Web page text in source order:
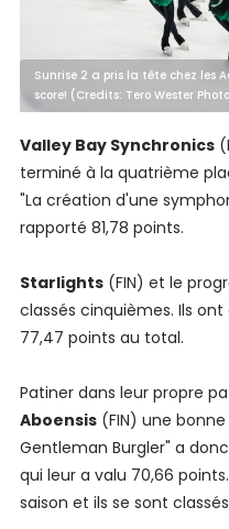
Sunrise 2 a pris la tête chez les
score! (Credits: Tero Wester
Valley Bay Synchronics
terminé à la quatrième
"La création d'une
rapporté 81,78 points.
Starlights(FIN) et le
classés cinquièmes. Ils
77,47 points au total.
Patiner dans leur propre
Aboensis(FIN) une
Gentleman Burgler" a
qui leur a valu 70,66
saison et ils se sont